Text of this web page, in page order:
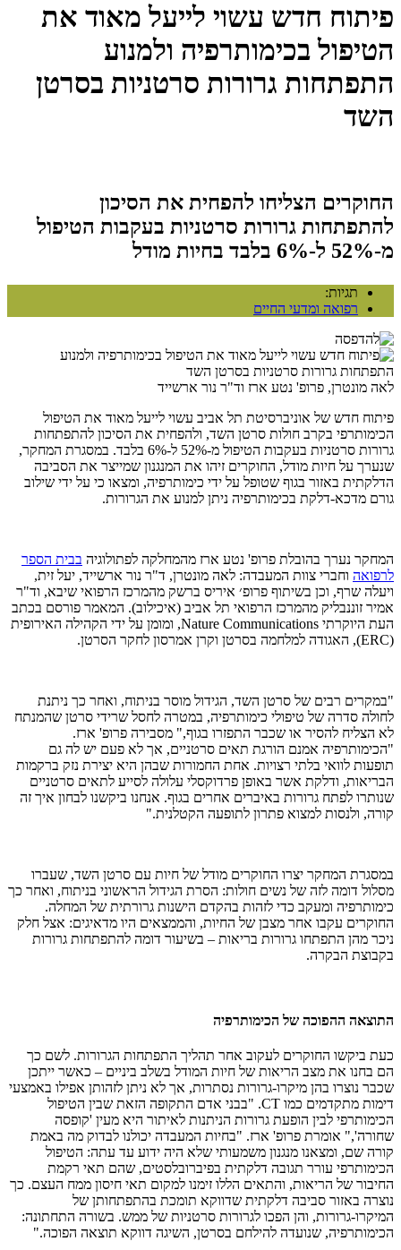
פיתוח חדש עשוי לייעל מאוד את
הטיפול בכימותרפיה ולמנוע
התפתחות גרורות סרטניות בסרטן
השד
החוקרים הצליחו להפחית את הסיכון
להתפתחות גרורות סרטניות בעקבות הטיפול
מ-52% ל-6% בלבד בחיות מודל
תגיות:
רפואה ומדעי החיים
לאה מונטרן, פרופ' נטע ארז וד"ר נור ארשייד
פיתוח חדש של אוניברסיטת תל אביב עשוי לייעל מאוד את הטיפול
הכימותרפי בקרב חולות סרטן השד, ולהפחית את הסיכון להתפתחות
גרורות סרטניות בעקבות הטיפול מ-52% ל-6% בלבד. במסגרת המחקר,
שנערך על חיות מודל, החוקרים זיהו את המנגנון שמייצר את הסביבה
הדלקתית באזור בגוף שטופל על ידי כימותרפיה, ומצאו כי על ידי שילוב
גורם מדכא-דלקת בכימותרפיה ניתן למנוע את הגרורות.
המחקר נערך בהובלת פרופ' נטע ארז מהמחלקה לפתולוגיה בבית הספר
לרפואה וחברי צוות המעבדה: לאה מונטרן, ד"ר נור ארשייד, יעל זית,
ויעלה שרף, וכן בשיתוף פרופ׳ איריס ברשק מהמרכז הרפואי שיבא, וד"ר
אמיר זוננבליק מהמרכז הרפואי תל אביב (איכילוב). המאמר פורסם בכתב
העת היוקרתי Nature Communications, ומומן על ידי הקהילה האירופית
(ERC), האגודה למלחמה בסרטן וקרן אמרסון לחקר הסרטן.
"במקרים רבים של סרטן השד, הגידול מוסר בניתוח, ואחר כך ניתנת
לחולה סדרה של טיפולי כימותרפיה, במטרה לחסל שרידי סרטן שהמנתח
לא הצליח להסיר או שכבר התפזרו בגוף," מסבירה פרופ' ארז.
"הכימותרפיה אמנם הורגת תאים סרטניים, אך לא פעם יש לה גם
תופעות לוואי בלתי רצויות. אחת החמורות שבהן היא יצירת נזק ברקמות
הבריאות, ודלקת אשר באופן פרדוקסלי עלולה לסייע לתאים סרטניים
שנותרו לפתח גרורות באיברים אחרים בגוף. אנחנו ביקשנו לבחון איך זה
קורה, ולנסות למצוא פתרון לתופעה הקטלנית."
במסגרת המחקר יצרו החוקרים מודל של חיות עם סרטן השד, שעברו
מסלול דומה לזה של נשים חולות: הסרת הגידול הראשוני בניתוח, ואחר כך
כימותרפיה ומעקב כדי לזהות בהקדם הישנות גרורתית של המחלה.
החוקרים עקבו אחר מצבן של החיות, והממצאים היו מדאיגים: אצל חלק
ניכר מהן התפתחו גרורות בריאות – בשיעור דומה להתפתחות גרורות
בקבוצת הבקרה.
התוצאה ההפוכה של הכימותרפיה
כעת ביקשו החוקרים לעקוב אחר תהליך התפתחות הגרורות. לשם כך
הם בחנו את מצב הריאות של חיות המודל בשלב ביניים – כאשר ייתכן
שכבר נוצרו בהן מיקרו-גרורות נסתרות, אך לא ניתן לזהותן אפילו באמצעי
דימות מתקדמים כמו CT. "בבני אדם התקופה הזאת שבין הטיפול
הכימותרפי לבין הופעת גרורות הניתנות לאיתור היא מעין 'קופסה
שחורה'," אומרת פרופ' ארז. "בחיות המעבדה יכולנו לבדוק מה באמת
קורה שם, ומצאנו מנגנון משמעותי שלא היה ידוע עד עתה: הטיפול
הכימותרפי עורר תגובה דלקתית בפיברובלסטים, שהם תאי רקמת
החיבור של הריאות, והתאים הללו זימנו למקום תאי חיסון ממח העצם. כך
נוצרה באזור סביבה דלקתית שדווקא תומכת בהתפתחותן של
המיקרו-גרורות, והן הפכו לגרורות סרטניות של ממש. בשורה התחתונה:
הכימותרפיה, שנועדה להילחם בסרטן, השיגה דווקא תוצאה הפוכה."